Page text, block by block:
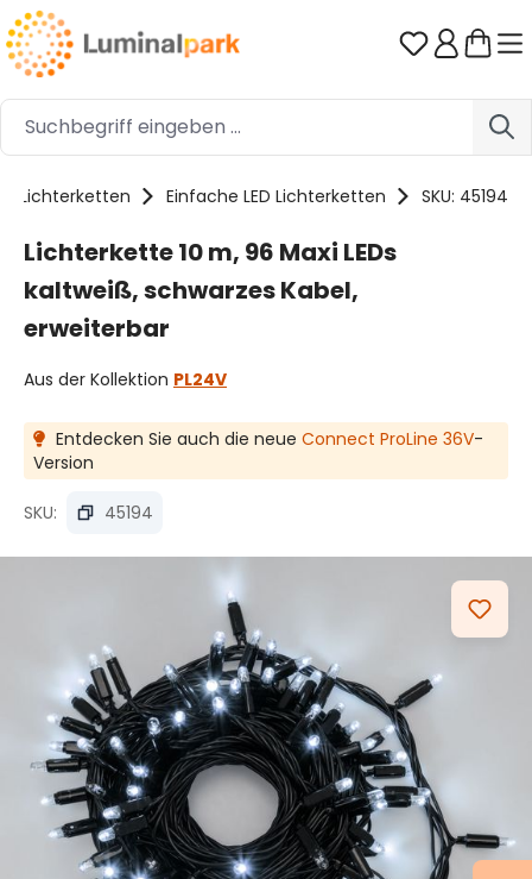
Zum Hauptinhalt springen Du hast 0
Lichterketten Einfache LED Lichterketten SKU: 45194
Lichterkette 10 m, 96 Maxi LEDs
kaltweiß, schwarzes Kabel,
erweiterbar
Aus der Kollektion PL24V
Entdecken Sie auch die neue Connect ProLine 36V-
Version
SKU: 45194
Bildergalerie überspringen